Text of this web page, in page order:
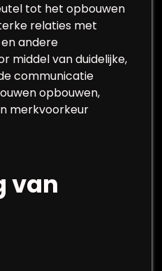
tot het opbouwen
relaties met
andere
middel van duidelijke,
communicatie
opbouwen,
merkvoorkeur
van